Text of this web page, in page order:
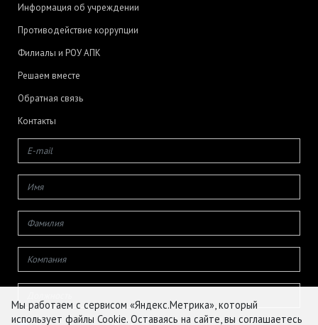
Информация об учреждении
Противодействие коррупции
Филиалы и РОУ АПК
Решаем вместе
Обратная связь
Контакты
Мы работаем с сервисом «Яндекс.Метрика», который
использует файлы Cookie. Оставаясь на сайте, вы соглашаетесь